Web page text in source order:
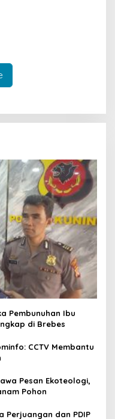
Pembunuhan Ibu
di Brebes
CCTV Membantu
Pesan Ekoteologi,
Pohon
Perjuangan dan PDIP